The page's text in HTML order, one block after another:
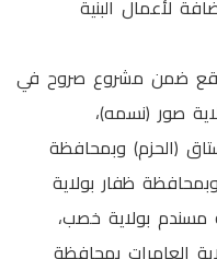
لأعمال البنية
ضمن مشروع صروح في
صور (نسمه)،
(الحزم) وبمحافظة
ظفار بولاية
مسندم بولاية خصب،
العامرات بمحافظة